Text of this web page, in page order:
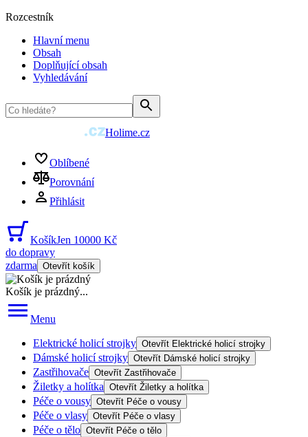
Rozcestník
Hlavní menu
Obsah
Doplňující obsah
Vyhledávání
Holime.cz
Oblíbené
Porovnání
Přihlásit
KošíkJen 10000 Kč
do dopravy
zdarma Otevřít košík
Košík je prázdný...
Menu
Elektrické holicí strojky Otevřít Elektrické holicí strojky
Dámské holicí strojky Otevřít Dámské holicí strojky
Zastřihovače Otevřít Zastřihovače
Žiletky a holítka Otevřít Žiletky a holítka
Péče o vousy Otevřít Péče o vousy
Péče o vlasy Otevřít Péče o vlasy
Péče o tělo Otevřít Péče o tělo